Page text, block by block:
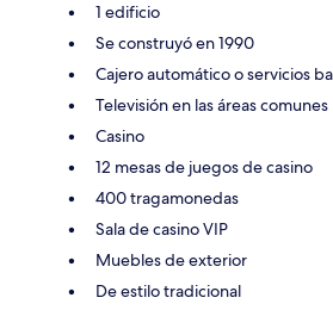
1 edificio
Se construyó en 1990
Cajero automático o servicios
Televisión en las áreas comunes
Casino
12 mesas de juegos de casino
400 tragamonedas
Sala de casino VIP
Muebles de exterior
De estilo tradicional